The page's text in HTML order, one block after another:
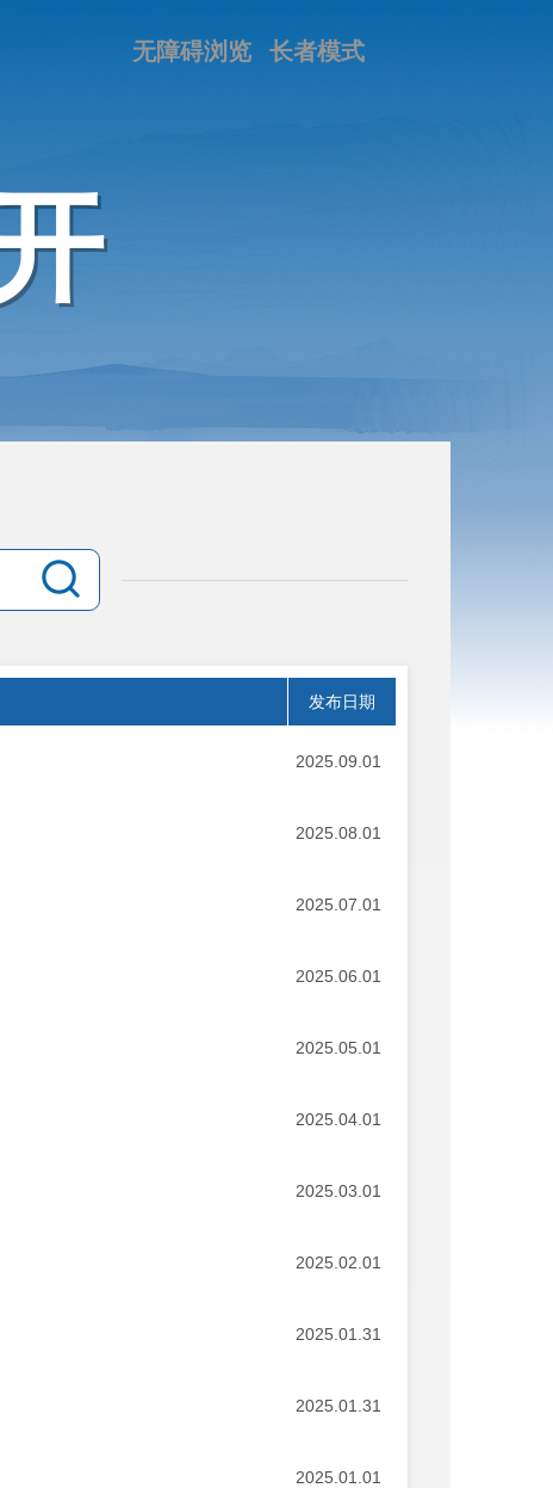
长者模式
无障碍浏览
发布日期
2025.09.01
2025.08.01
2025.07.01
2025.06.01
2025.05.01
2025.04.01
2025.03.01
2025.02.01
2025.01.31
2025.01.31
2025.01.01